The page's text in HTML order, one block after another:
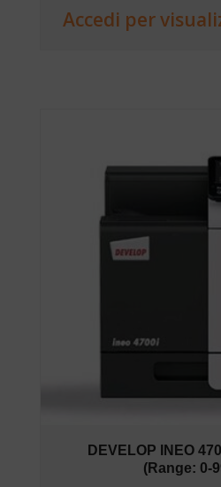
Accedi per
DEVELOP INEO
(Range: 0-